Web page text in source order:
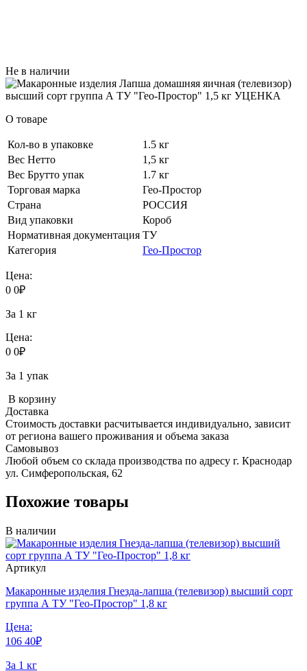
Не в наличии
О товаре
Кол-во в упаковке
1.5 кг
Вес Нетто
1,5 кг
Вес Брутто упак
1.7 кг
Торговая марка
Гео-Простор
Страна
РОССИЯ
Вид упаковки
Короб
Нормативная документация ТУ
Категория
Гео-Простор
Цена:
0 0₽
За 1 кг
Цена:
0 0₽
За 1 упак
В корзину
Доставка
Стоимость доставки расчитывается индивидуально, зависит
от региона вашего проживания и объема заказа
Самовывоз
Любой объем со склада производства по адресу г. Краснодар
ул. Симферопольская, 62
Похожие товары
В наличии
Артикул
Макаронные изделия Гнезда-лапша (телевизор) высший сорт
группа А ТУ "Гео-Простор" 1,8 кг
Цена:
106 40₽
За 1 кг